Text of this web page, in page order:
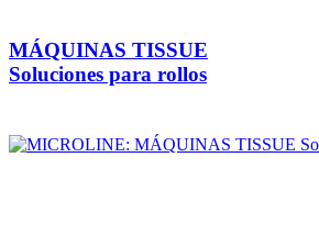
MÁQUINAS TISSUE
Soluciones para rollos